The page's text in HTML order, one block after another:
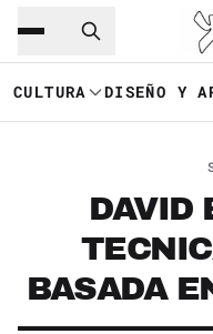
Saltar al
CULTURA DISEÑO Y
DAVID
BASADA